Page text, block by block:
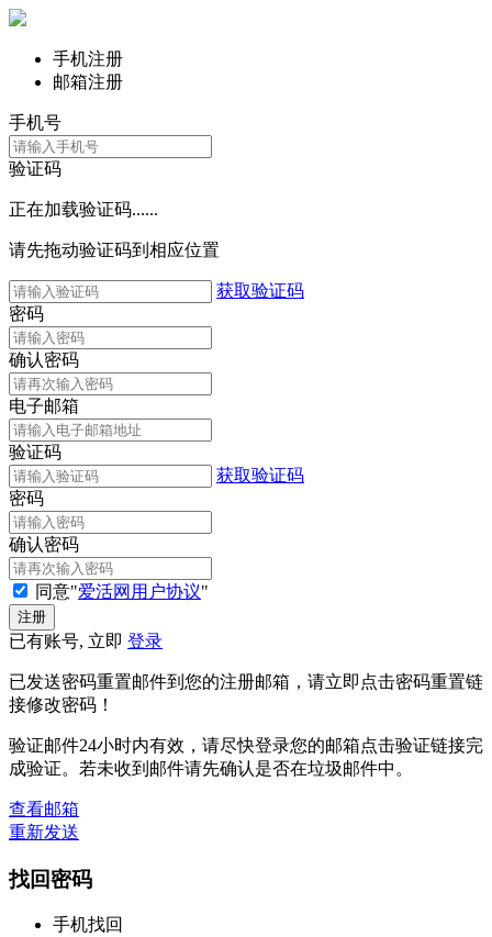
手机注册
邮箱注册
手机号
验证码
正在加载验证码......
请先拖动验证码到相应位置
获取验证码
密码
确认密码
电子邮箱
验证码
获取验证码
密码
确认密码
同意"爱活网用户协议"
已有账号, 立即 登录
已发送密码重置邮件到您的注册邮箱，请立即点击密码重置链
接修改密码！
验证邮件24小时内有效，请尽快登录您的邮箱点击验证链接完
成验证。若未收到邮件请先确认是否在垃圾邮件中。
查看邮箱
重新发送
找回密码
手机找回